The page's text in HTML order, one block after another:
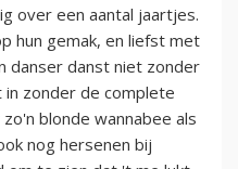
over een aantal jaartjes.
hun gemak, en liefst met
danser danst niet zonder
in zonder de complete
blonde wannabee als
nog hersenen bij